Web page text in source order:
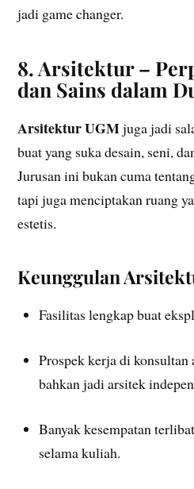
jadi game changer.
8. Arsitektur –
dan Sains dalam
Arsitektur UGMjuga jadi
buat yang suka desain, seni,
Jurusan ini bukan cuma
tapi juga menciptakan ruang
estetis.
Keunggulan
Fasilitas lengkap buat
Prospek kerja di konsultan
bahkan jadi arsitek
Banyak kesempatan
selama kuliah.